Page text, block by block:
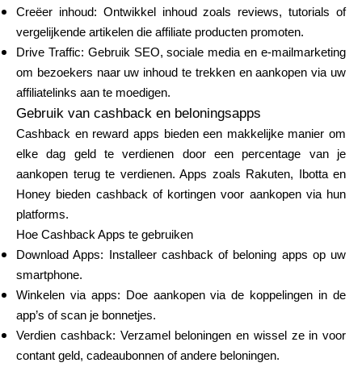
Creëer inhoud: Ontwikkel inhoud zoals reviews, tutorials of
vergelijkende artikelen die affiliate producten promoten.
Drive Traffic: Gebruik SEO, sociale media en e-mailmarketing
om bezoekers naar uw inhoud te trekken en aankopen via uw
affiliatelinks aan te moedigen.
Gebruik van cashback en beloningsapps
Cashback en reward apps bieden een makkelijke manier om
elke dag geld te verdienen door een percentage van je
aankopen terug te verdienen. Apps zoals Rakuten, Ibotta en
Honey bieden cashback of kortingen voor aankopen via hun
platforms.
Hoe Cashback Apps te gebruiken
Download Apps: Installeer cashback of beloning apps op uw
smartphone.
Winkelen via apps: Doe aankopen via de koppelingen in de
app’s of scan je bonnetjes.
Verdien cashback: Verzamel beloningen en wissel ze in voor
contant geld, cadeaubonnen of andere beloningen.